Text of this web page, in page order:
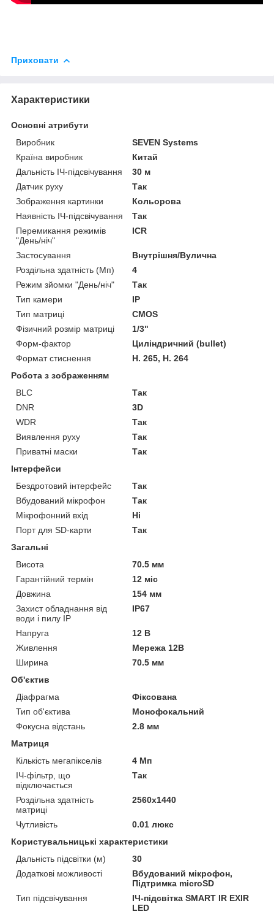
Приховати
Характеристики
Основні атрибути
Виробник
SEVEN Systems
Країна виробник
Китай
Дальність ІЧ-підсвічування
30 м
Датчик руху
Так
Зображення картинки
Кольорова
Наявність ІЧ-підсвічування
Так
Перемикання режимів
"День/ніч"
ICR
Застосування
Внутрішня/Вулична
Роздільна здатність (Мп)
4
Режим зйомки "День/ніч"
Так
Тип камери
IP
Тип матриці
CMOS
Фізичний розмір матриці
1/3"
Форм-фактор
Циліндричний (bullet)
Формат стиснення
H. 265, H. 264
Робота з зображенням
BLC
Так
DNR
3D
WDR
Так
Виявлення руху
Так
Приватні маски
Так
Інтерфейси
Бездротовий інтерфейс
Так
Вбудований мікрофон
Так
Мікрофонний вхід
Ні
Порт для SD-карти
Так
Загальні
Висота
70.5 мм
Гарантійний термін
12 міс
Довжина
154 мм
Захист обладнання від
води і пилу IP
IP67
Напруга
12 В
Живлення
Мережа 12В
Ширина
70.5 мм
Об'єктив
Діафрагма
Фіксована
Тип об'єктива
Монофокальний
Фокусна відстань
2.8 мм
Матриця
Кількість мегапікселів
4 Мп
ІЧ-фільтр, що
відключається
Так
Роздільна здатність
матриці
2560х1440
Чутливість
0.01 люкс
Користувальницькі характеристики
Дальність підсвітки (м)
30
Додаткові можливості
Вбудований мікрофон,
Підтримка microSD
Тип підсвічування
ІЧ-підсвітка SMART IR EXIR
LED